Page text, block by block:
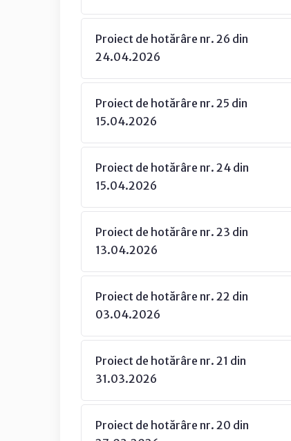
Proiect de hotărâre nr. 26 din
24.04.2026
Proiect de hotărâre nr. 25 din
15.04.2026
Proiect de hotărâre nr. 24 din
15.04.2026
Proiect de hotărâre nr. 23 din
13.04.2026
Proiect de hotărâre nr. 22 din
03.04.2026
Proiect de hotărâre nr. 21 din
31.03.2026
Proiect de hotărâre nr. 20 din